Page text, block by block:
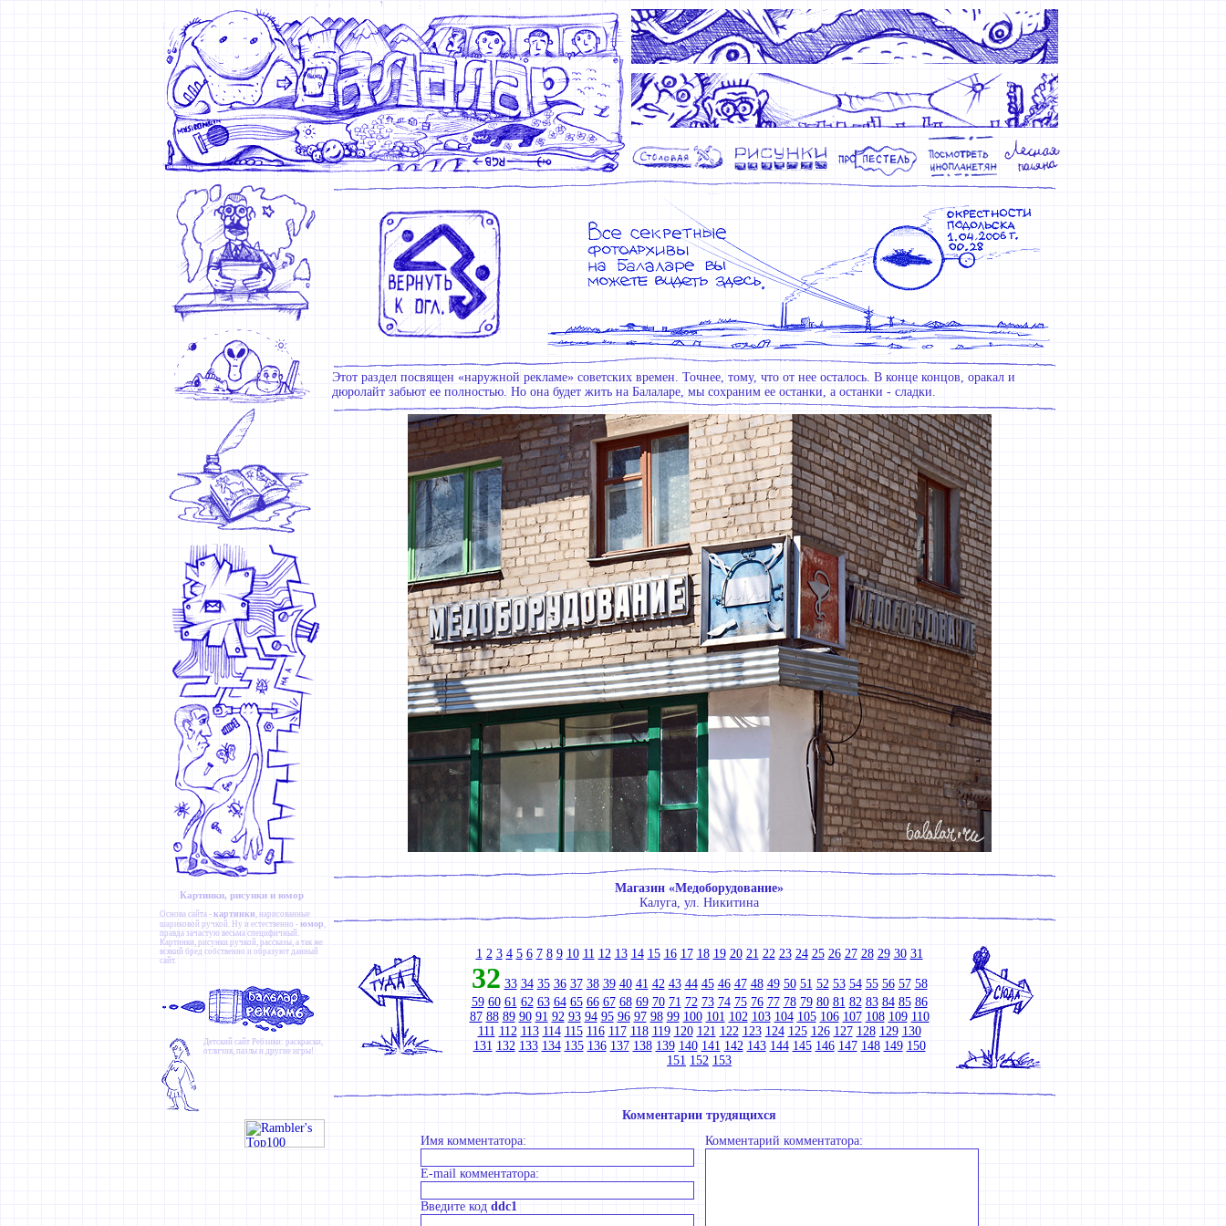
Картинки, рисунки и юмор
Основа сайта - картинки, нарисованные
шариковой ручкой. Ну и естественно - юмор,
правда зачастую весьма специфичный.
Картинки, рисунки ручкой, рассказы, а так же
всякий бред собственно и образуют данный
сайт.
Детский сайт Ребзики: раскраски,
отличия, пазлы и другие игры!
Этот раздел посвящен «наружной рекламе» советских времен. Точнее, тому, что от нее осталось. В конце концов, оракал и
дюролайт забьют ее полностью. Но она будет жить на Балаларе, мы сохраним ее останки, а останки - сладки.
Магазин «Медоборудование»
Калуга, ул. Никитина
1 2 3 4 5 6 7 8 9 10 11 12 13 14 15 16 17 18 19 20 21 22 23 24 25 26 27 28 29 30 31
32 33 34 35 36 37 38 39 40 41 42 43 44 45 46 47 48 49 50 51 52 53 54 55 56 57 58
59 60 61 62 63 64 65 66 67 68 69 70 71 72 73 74 75 76 77 78 79 80 81 82 83 84 85 86
87 88 89 90 91 92 93 94 95 96 97 98 99 100 101 102 103 104 105 106 107 108 109 110
111 112 113 114 115 116 117 118 119 120 121 122 123 124 125 126 127 128 129 130
131 132 133 134 135 136 137 138 139 140 141 142 143 144 145 146 147 148 149 150
151 152 153
Комментарии трудящихся
Имя комментатора:
E-mail комментатора:
Введите код ddc1
Комментарий комментатора: